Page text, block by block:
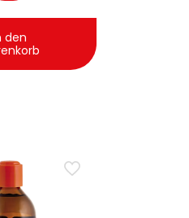
den